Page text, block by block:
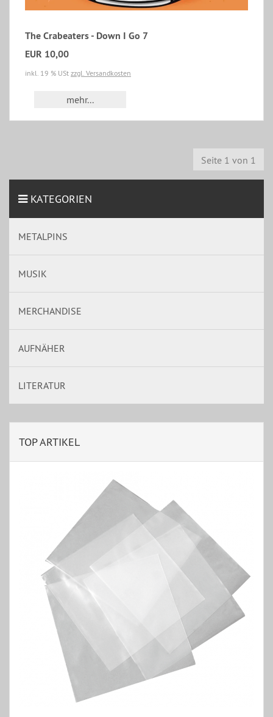
The Crabeaters - Down I Go 7
EUR 10,00
inkl. 19 % USt zzgl. Versandkosten
mehr...
Seite 1 von 1
KATEGORIEN
METALPINS
MUSIK
MERCHANDISE
AUFNÄHER
LITERATUR
TOP ARTIKEL